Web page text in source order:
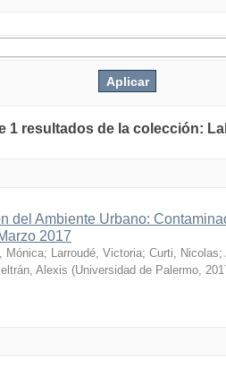
1 resultados de la colección:
del Ambiente Urbano:
2017
Mónica; Larroudé, Victoria; Curti, Nicolas;
Alexis (Universidad de Palermo,